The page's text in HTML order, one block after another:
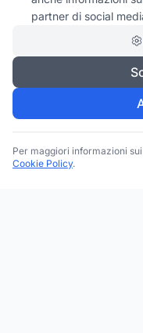
partner di social
Per maggiori informazioni
Cookie Policy.